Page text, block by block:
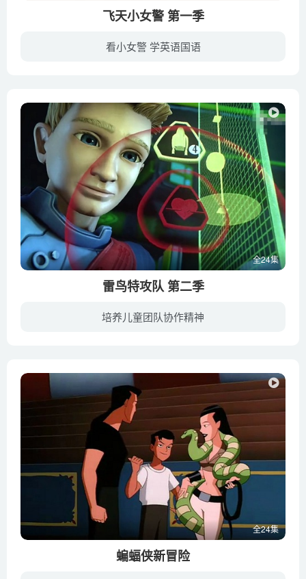
飞天小女警 第一季
看小女警 学英语国语
全24集
雷鸟特攻队 第二季
培养儿童团队协作精神
全24集
蝙蝠侠新冒险